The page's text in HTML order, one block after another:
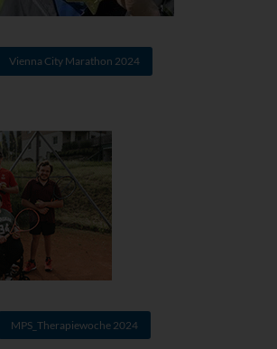
Vienna City Marathon 2024
MPS_Therapiewoche 2024